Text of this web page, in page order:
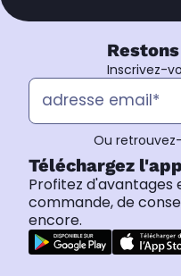
Inscrivez-
Ou
Téléchargez
Profitez d'avantages
commande, de
encore.